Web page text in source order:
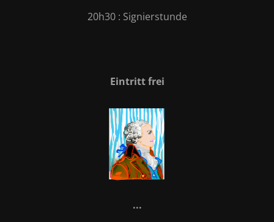
20h30 : Signierstunde
Eintritt frei
...